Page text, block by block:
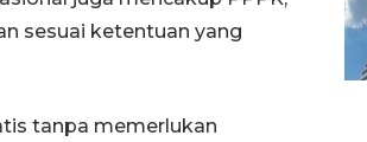
sesuai ketentuan yang
tanpa memerlukan